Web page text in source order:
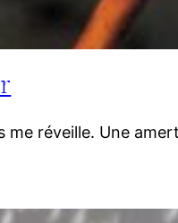
me réveille. Une